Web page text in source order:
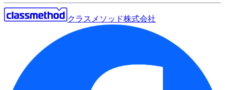
クラスメソッド株式会社